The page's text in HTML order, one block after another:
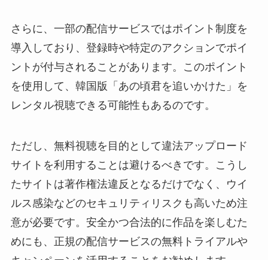
さらに、一部の配信サービスではポイント制度を
導入しており、登録時や特定のアクションでポイ
ントが付与されることがあります。このポイント
を使用して、韓国版「あの頃君を追いかけた」を
レンタル視聴できる可能性もあるのです。
ただし、無料視聴を目的として違法アップロード
サイトを利用することは避けるべきです。こうし
たサイトは著作権法違反となるだけでなく、ウイ
ルス感染などのセキュリティリスクも高いため注
意が必要です。安全かつ合法的に作品を楽しむた
めにも、正規の配信サービスの無料トライアルや